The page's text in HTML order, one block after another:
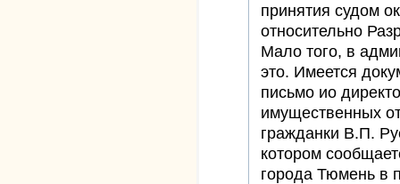
принятия судом
относительно
Мало того, в
это. Имеется
письмо ио
имущественных
гражданки В.П.
котором
города Тюмень в